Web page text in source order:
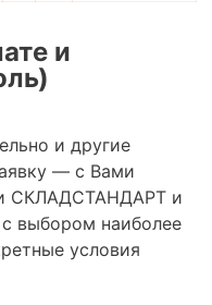
и
и другие
— с Вами
СКЛАДСТАНДАРТ и
выбором наиболее
условия